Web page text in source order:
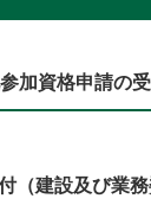
加資格申請の
（建設及び業務